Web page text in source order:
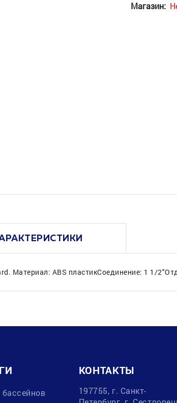
Магазин:
Материал: ABS пластикСоединение: 1 1/
бассейнов
КОНТАКТЫ
197755, г. Санкт-